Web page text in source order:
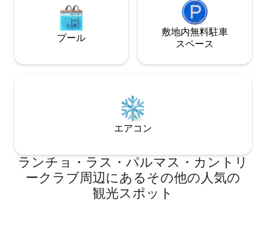
プール
敷地内無料駐⁠車
ス⁠ペ⁠ー⁠ス
エアコン
ランチョ・ラス・パルマス・カントリ
ークラブ⁠周⁠辺⁠に⁠あ⁠るそ⁠の⁠他⁠の人⁠気⁠の
観⁠光⁠ス⁠ポ⁠ッ⁠ト